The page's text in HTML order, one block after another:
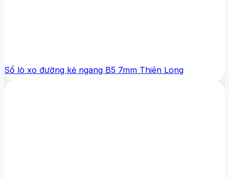
Sổ lò xo đường kẻ ngang B5 7mm Thiên Long